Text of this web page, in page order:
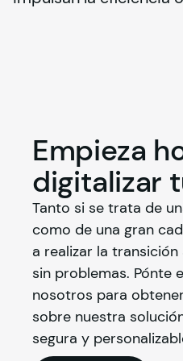
Empieza
digitalizar
Tanto si se trata de
como de una gran
a realizar la
sin problemas. Pónte
nosotros para
sobre nuestra
segura y